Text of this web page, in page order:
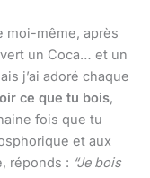
moi-même, après
un Coca… et un
j’ai adoré chaque
ce que tu bois,
fois que tu
et aux
réponds : “Je bois